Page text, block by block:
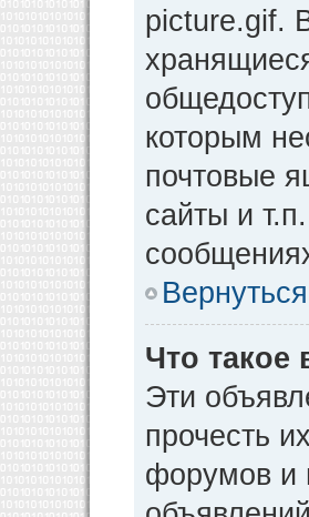
picture.gif.
которым
почтовые
сайты и
Что
Эти
прочесть
форумов и